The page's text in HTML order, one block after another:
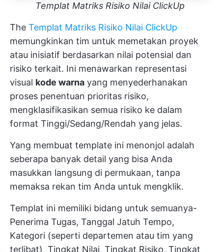
Templat Matriks Risiko Nilai ClickUp
The Templat Matriks Risiko Nilai ClickUp
memungkinkan tim untuk memetakan proyek
atau inisiatif berdasarkan nilai potensial dan
risiko terkait. Ini menawarkan representasi
visual kode warna yang menyederhanakan
proses penentuan prioritas risiko,
mengklasifikasikan semua risiko ke dalam
format Tinggi/Sedang/Rendah yang jelas.
Yang membuat template ini menonjol adalah
seberapa banyak detail yang bisa Anda
masukkan langsung di permukaan, tanpa
memaksa rekan tim Anda untuk mengklik.
Templat ini memiliki bidang untuk semuanya-
Penerima Tugas, Tanggal Jatuh Tempo,
Kategori (seperti departemen atau tim yang
terlibat), Tingkat Nilai, Tingkat Risiko, Tingkat